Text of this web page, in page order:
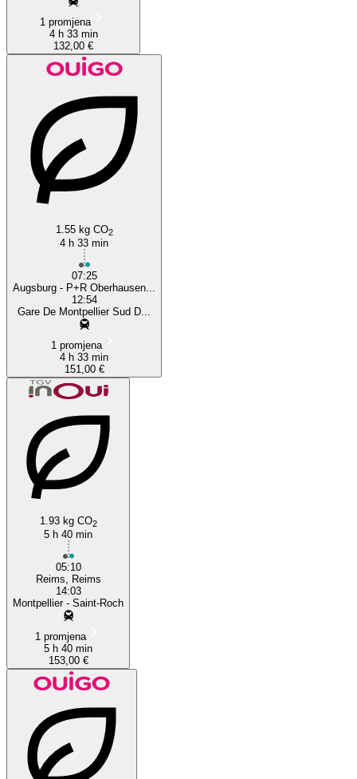
1 promjena
4 h 33 min
132,00 €
1.55 kg CO2
4 h 33 min
07:25
Augsburg - P+R Oberhausen...
12:54
Gare De Montpellier Sud D...
1 promjena
4 h 33 min
151,00 €
1.93 kg CO2
5 h 40 min
05:10
Reims, Reims
14:03
Montpellier - Saint-Roch
1 promjena
5 h 40 min
153,00 €